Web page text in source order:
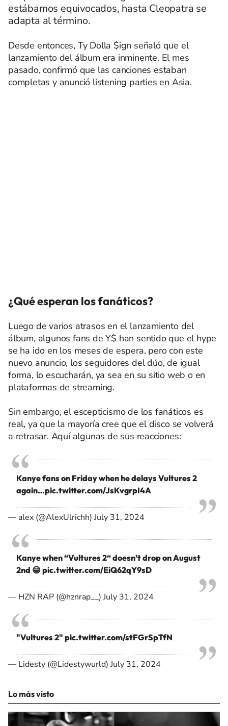
estábamos equivocados, hasta Cleopatra se
adapta al término.
Desde entonces, Ty Dolla $ign señaló que el
lanzamiento del álbum era inminente. El mes
pasado, confirmó que las canciones estaban
completas y anunció listening parties en Asia.
¿Qué esperan los fanáticos?
Luego de varios atrasos en el lanzamiento del
álbum, algunos fans de Y$ han sentido que el hype
se ha ido en los meses de espera, pero con este
nuevo anuncio, los seguidores del dúo, de igual
forma, lo escucharán, ya sea en su sitio web o en
plataformas de streaming.
Sin embargo, el escepticismo de los fanáticos es
real, ya que la mayoría cree que el disco se volverá
a retrasar. Aquí algunas de sus reacciones:
Kanye fans on Friday when he delays Vultures 2
again…pic.twitter.com/JsKvgrpI4A
— alex (@AlexUlrichh)July 31, 2024
Kanye when “Vultures 2“ doesn’t drop on August
2nd 😁 pic.twitter.com/EiQ62qY9sD
— HZN RAP (@hznrap__)July 31, 2024
"Vultures 2" pic.twitter.com/stFGrSpTfN
— Lidesty (@Lidestywurld)July 31, 2024
Lo más visto